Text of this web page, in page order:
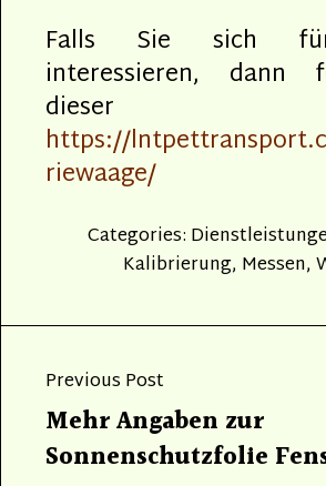
Falls Sie sich
interessieren, dann
dieser
https://
riewaage/
Categories:
Kalibrierung, Messen,
Previous Post
Previous
post:
Mehr Angaben zur
Sonnenschutzfolie